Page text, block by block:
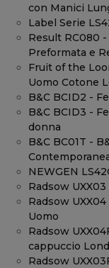
con Manici
Label Serie
Result RC080
Preformata e
Fruit of the
Uomo Cotone
B&C BCID2 -
B&C BCID3 -
donna
B&C BC01T -
NEWGEN
Radsow
Radsow
Uomo
Radsow
cappuccio
Radsow